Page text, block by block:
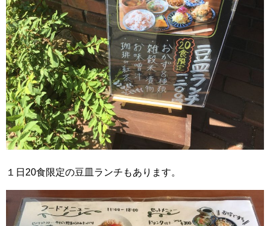
１日20食限定の豆皿ランチもあります。